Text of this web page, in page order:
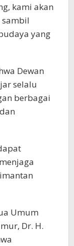
kami akan
sambil
yang
Dewan
selalu
berbagai
Umum
Dr. H.